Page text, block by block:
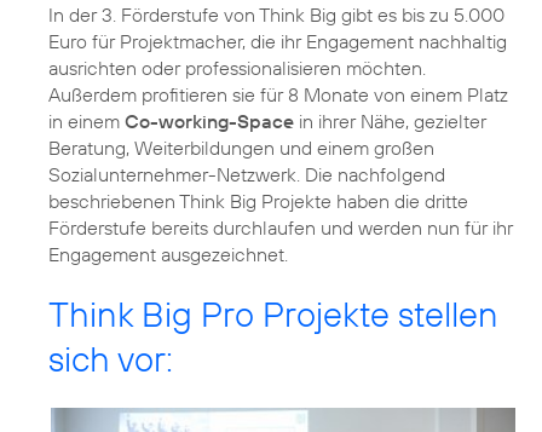
In der 3. Förderstufe von Think Big gibt es bis zu 5.000
Euro für Projektmacher, die ihr Engagement nachhaltig
ausrichten oder professionalisieren möchten.
Außerdem profitieren sie für 8 Monate von einem Platz
in einem Co-working-Space in ihrer Nähe, gezielter
Beratung, Weiterbildungen und einem großen
Sozialunternehmer-Netzwerk. Die nachfolgend
beschriebenen Think Big Projekte haben die dritte
Förderstufe bereits durchlaufen und werden nun für ihr
Engagement ausgezeichnet.
Think Big Pro Projekte stellen
sich vor: